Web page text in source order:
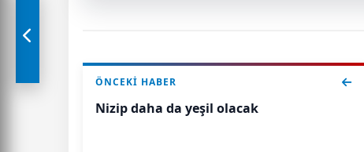
ÖNCEKI HABER
Nizip daha da yeşil olacak